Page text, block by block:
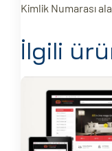
Kimlik Numarası
İlgili